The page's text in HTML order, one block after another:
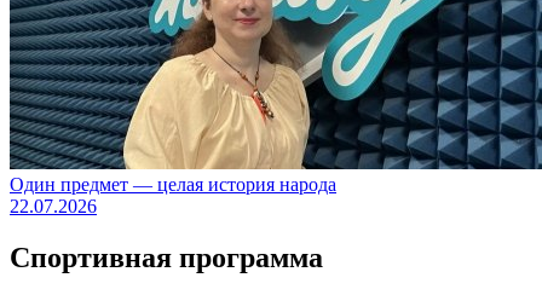
Один предмет — целая история народа
22.07.2026
Спортивная программа